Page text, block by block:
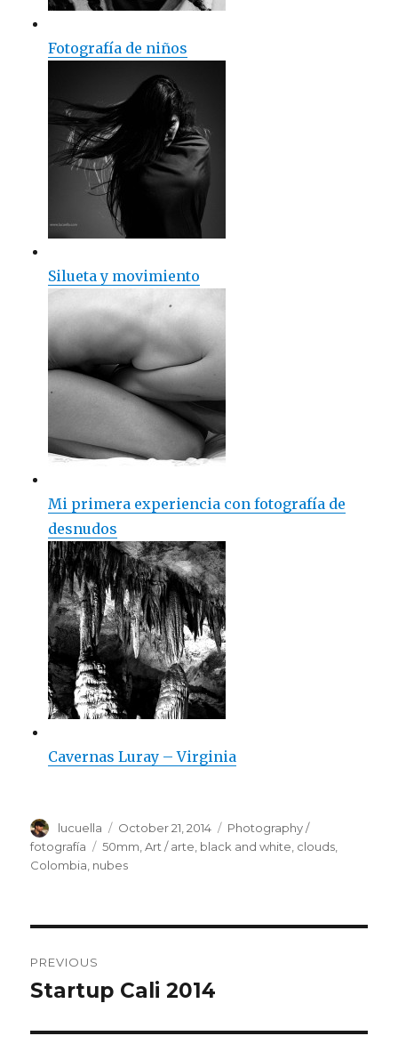
Fotografía de niños
Silueta y movimiento
Mi primera experiencia con fotografía de
desnudos
Cavernas Luray – Virginia
Author
lucuella
Posted
on
October 21, 2014 Categories
Photography /
fotografía
Tags
50mm ,Art / arte black and white clouds
Colombia nubes
navigation
PREVIOUS
Previous
Startup Cali 2014